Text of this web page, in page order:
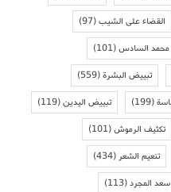
القضاء على الشيب(97)
محمد السادس(101)
تبييض البشرة(559)
(199) تبييض اليدين(119)
تكثيف الرموش(101)
تنعيم الشعر(434)
سعد المجرد(113)